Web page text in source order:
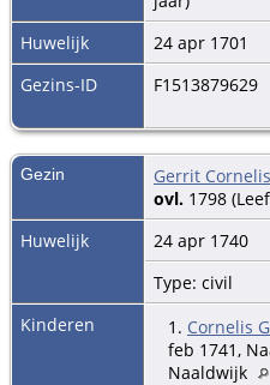
Huwelijk
24 apr 1701
Gezins-ID
F1513879629
Gezin Gerrit
ovl. 1798
Huwelijk
24 apr 1740
Type: civil
Kinderen
1. Cornelis
feb 1741,
Naaldwijk